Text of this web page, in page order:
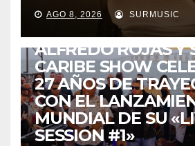
AGO 8, 2026 SURMUSIC
ENTRETENIMIENTO GUARACHA ZULIANA
ZULIA
ALFREDO ROJAS Y
CARIBE SHOW
27 AÑOS DE
CON EL
MUNDIAL DE SU
SESSION #1»